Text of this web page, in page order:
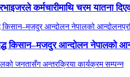
कर्मचारीमाथि चरम यातना
किसान–मजदुर आन्दोलन नेपालको